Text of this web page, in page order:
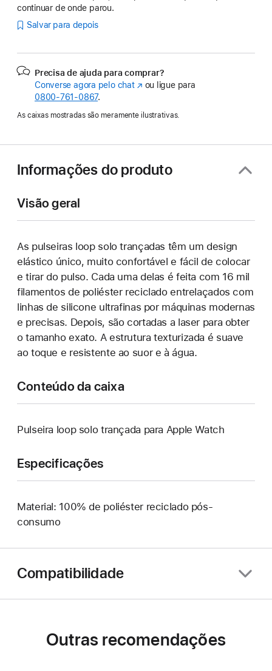
continuar de onde parou.
Salvar para depois
Precisa de ajuda para comprar?
Converse agora pelo chat(o
em
nova
ou ligue para
0800-761-0867.
As caixas mostradas são meramente ilustrativas.
Informações do produto
Visão geral
As pulseiras loop solo trançadas têm um design
elástico único, muito confortável e fácil de colocar
e tirar do pulso. Cada uma delas é feita com 16 mil
filamentos de poliéster reciclado entrelaçados com
linhas de silicone ultrafinas por máquinas modernas
e precisas. Depois, são cortadas a laser para obter
o tamanho exato. A estrutura texturizada é suave
ao toque e resistente ao suor e à água.
Conteúdo da caixa
Pulseira loop solo trançada para Apple Watch
Especificações
Material: 100% de poliéster reciclado pós-
consumo
Compatibilidade
Outras recomendações